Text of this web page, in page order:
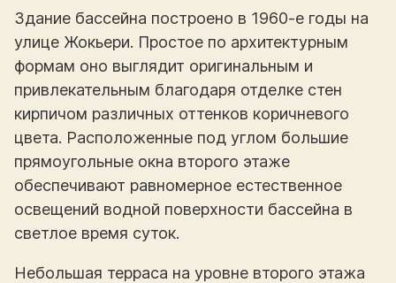
Здание бассейна построено в 1960-е годы на
улице Жокьери. Простое по архитектурным
формам оно выглядит оригинальным и
привлекательным благодаря отделке стен
кирпичом различных оттенков коричневого
цвета. Расположенные под углом большие
прямоугольные окна второго этаже
обеспечивают равномерное естественное
освещений водной поверхности бассейна в
светлое время суток.
Небольшая терраса на уровне второго этажа